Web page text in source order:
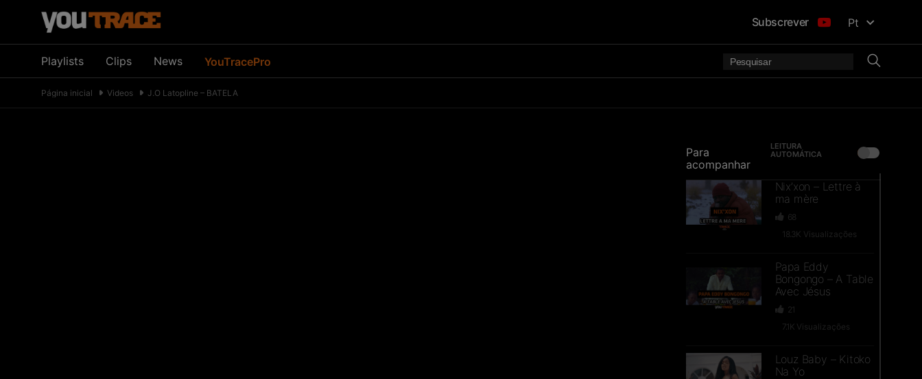
Subscrever Pt
Playlists Clips News YouTracePro
Página inicial Videos J.O Latopline – BATELA
Para
acompanhar
LEITURA
AUTOMÁTICA
Nix’xon – Lettre à
ma mère
68
18.3K Visualizações
Papa Eddy
Bongongo – A Table
Avec Jésus
21
7.1K Visualizações
Louz Baby – Kitoko
Na Yo